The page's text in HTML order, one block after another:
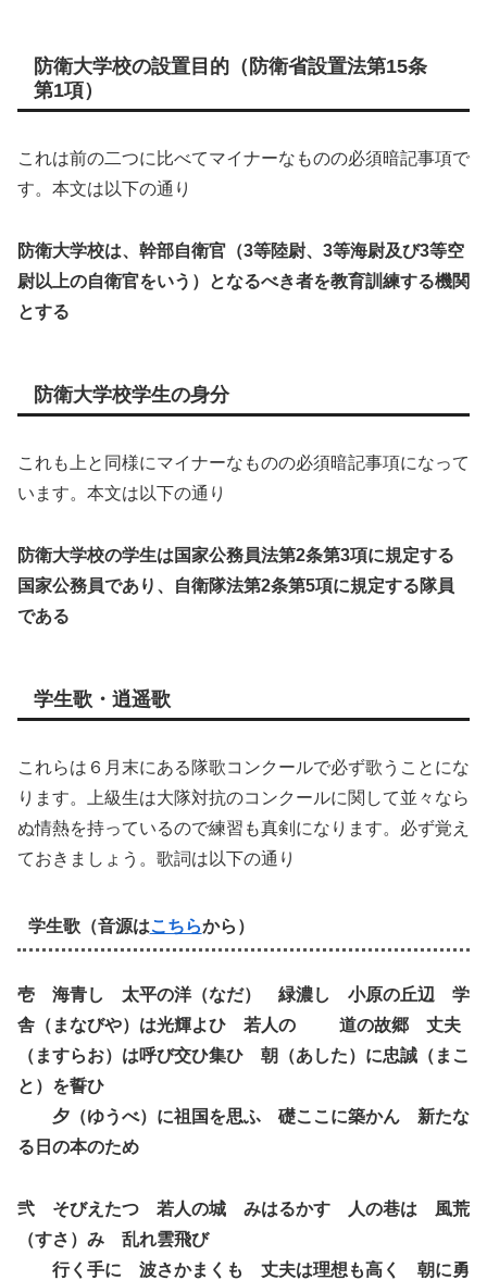
防衛大学校の設置目的（防衛省設置法第15条
第1項）
これは前の二つに比べてマイナーなものの必須暗記事項で
す。本文は以下の通り
防衛大学校は、幹部自衛官（3等陸尉、3等海尉及び3等空
尉以上の自衛官をいう）となるべき者を教育訓練する機関
とする
防衛大学校学生の身分
これも上と同様にマイナーなものの必須暗記事項になって
います。本文は以下の通り
防衛大学校の学生は国家公務員法第2条第3項に規定する
国家公務員であり、自衛隊法第2条第5項に規定する隊員
である
学生歌・逍遥歌
これらは６月末にある隊歌コンクールで必ず歌うことにな
ります。上級生は大隊対抗のコンクールに関して並々なら
ぬ情熱を持っているので練習も真剣になります。必ず覚え
ておきましょう。歌詞は以下の通り
学生歌（音源はこちらから）
壱 海青し 太平の洋（なだ） 緑濃し 小原の丘辺 学
舎（まなびや）は光輝よひ 若人の 道の故郷 丈夫
（ますらお）は呼び交ひ集ひ 朝（あした）に忠誠（まこ
と）を誓ひ
夕（ゆうべ）に祖国を思ふ 礎ここに築かん 新たな
る日の本のため
弐 そびえたつ 若人の城 みはるかす 人の巷は 風荒
（すさ）み 乱れ雲飛び
行く手に 波さかまくも 丈夫は理想も高く 朝に勇